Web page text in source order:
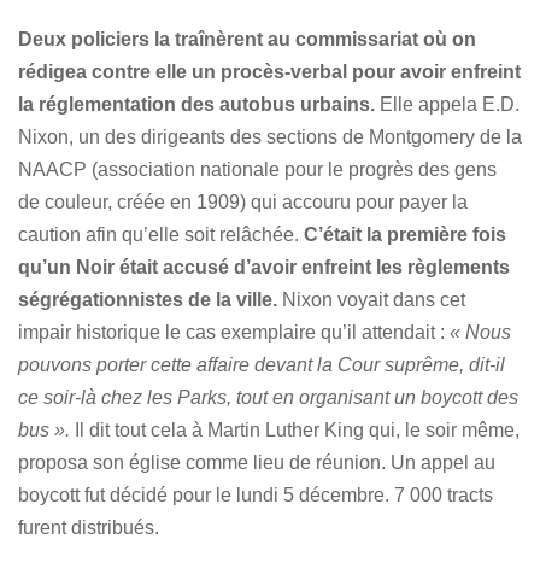
Deux policiers la traînèrent au commissariat où on
rédigea contre elle un procès-verbal pour avoir enfreint
la réglementation des autobus urbains. Elle appela E.D.
Nixon, un des dirigeants des sections de Montgomery de la
NAACP (association nationale pour le progrès des gens
de couleur, créée en 1909) qui accouru pour payer la
caution afin qu’elle soit relâchée. C’était la première fois
qu’un Noir était accusé d’avoir enfreint les règlements
ségrégationnistes de la ville. Nixon voyait dans cet
impair historique le cas exemplaire qu’il attendait : « Nous
pouvons porter cette affaire devant la Cour suprême, dit-il
ce soir-là chez les Parks, tout en organisant un boycott des
bus ». Il dit tout cela à Martin Luther King qui, le soir même,
proposa son église comme lieu de réunion. Un appel au
boycott fut décidé pour le lundi 5 décembre. 7 000 tracts
furent distribués.